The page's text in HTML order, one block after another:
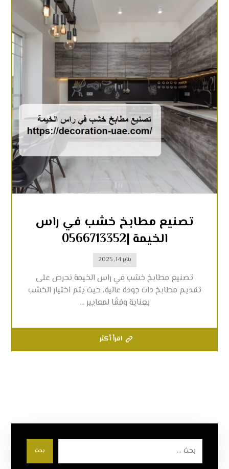
تصنيع مطابخ خشب في راس
الخيمة |0566713352
يناير 14, 2025
تصنيع مطابخ خشب في راس الخيمة نحرص على
تقديم مطابخ ذات جودة عالية، حيث يتم اختيار الخشب
بعناية وفقًا لمعايير ...
اقرأ أكثر
بحث